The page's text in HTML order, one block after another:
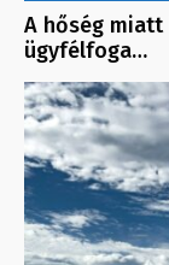
A hőség miatt
ügyfélfoga…